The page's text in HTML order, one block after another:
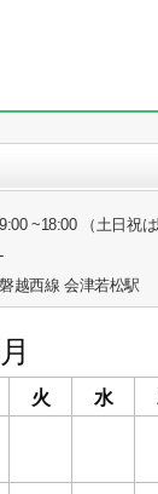
9:00 ~18:00 （土日祝
-
磐越西線 会津若松駅
火 水